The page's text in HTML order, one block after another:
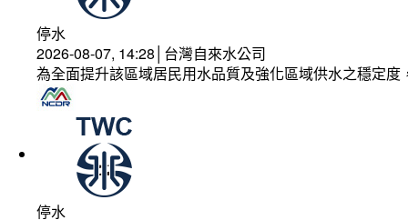
停水
2026-08-07, 14:28│台灣自來水公司
為全面提升該區域居民用水品質及強化區域供水之穩定
停水